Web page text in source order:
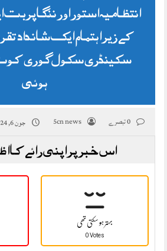
انتظامیہ استور اور ننگاپربت
کے زیر اہتمام ایک شانداد
سکینڈری سکول گوری
ہوئی
5cn news جون 6, 2024
اس خبر پر اپنی رائے کا
بہتر ہو سکتی تھی
0 Votes